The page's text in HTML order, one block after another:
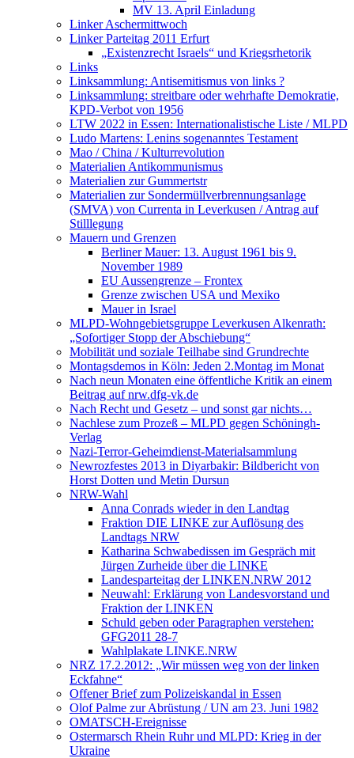
MV 13. April Einladung
Linker Aschermittwoch
Linker Parteitag 2011 Erfurt
„Existenzrecht Israels“ und Kriegsrhetorik
Links
Linksammlung: Antisemitismus von links ?
Linksammlung: streitbare oder wehrhafte Demokratie,
KPD-Verbot von 1956
LTW 2022 in Essen: Internationalistische Liste / MLPD
Ludo Martens: Lenins sogenanntes Testament
Mao / China / Kulturrevolution
Materialien Antikommunismus
Materialien zur Gummertstr
Materialien zur Sondermüllverbrennungsanlage
(SMVA) von Currenta in Leverkusen / Antrag auf
Stilllegung
Mauern und Grenzen
Berliner Mauer: 13. August 1961 bis 9.
November 1989
EU Aussengrenze – Frontex
Grenze zwischen USA und Mexiko
Mauer in Israel
MLPD-Wohngebietsgruppe Leverkusen Alkenrath:
„Sofortiger Stopp der Abschiebung“
Mobilität und soziale Teilhabe sind Grundrechte
Montagsdemos in Köln: Jeden 2.Montag im Monat
Nach neun Monaten eine öffentliche Kritik an einem
Beitrag auf nrw.dfg-vk.de
Nach Recht und Gesetz – und sonst gar nichts…
Nachlese zum Prozeß – MLPD gegen Schöningh-
Verlag
Nazi-Terror-Geheimdienst-Materialsammlung
Newrozfestes 2013 in Diyarbakir: Bildbericht von
Horst Dotten und Metin Dursun
NRW-Wahl
Anna Conrads wieder in den Landtag
Fraktion DIE LINKE zur Auflösung des
Landtags NRW
Katharina Schwabedissen im Gespräch mit
Jürgen Zurheide über die LINKE
Landesparteitag der LINKEN.NRW 2012
Neuwahl: Erklärung von Landesvorstand und
Fraktion der LINKEN
Schuld geben oder Paragraphen verstehen:
GFG2011 28-7
Wahlplakate LINKE.NRW
NRZ 17.2.2012: „Wir müssen weg von der linken
Eckfahne“
Offener Brief zum Polizeiskandal in Essen
Olof Palme zur Abrüstung / UN am 23. Juni 1982
OMATSCH-Ereignisse
Ostermarsch Rhein Ruhr und MLPD: Krieg in der
Ukraine